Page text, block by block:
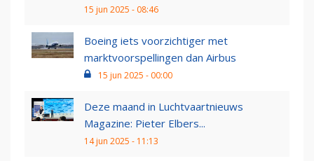
15 jun 2025 - 08:46
Boeing iets voorzichtiger met
marktvoorspellingen dan Airbus
15 jun 2025 - 00:00
Deze maand in Luchtvaartnieuws
Magazine: Pieter Elbers...
14 jun 2025 - 11:13